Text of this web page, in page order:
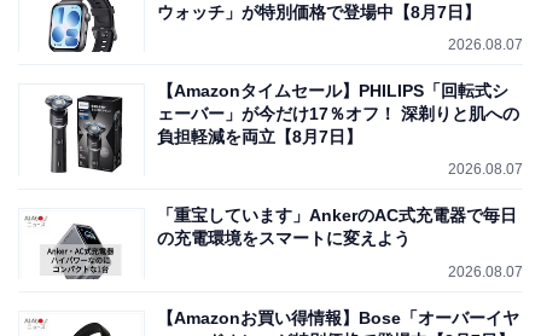
ウォッチ」が特別価格で登場中【8月7日】
2026.08.07
【Amazonタイムセール】PHILIPS「回転式シ
ェーバー」が今だけ17％オフ！ 深剃りと肌への
負担軽減を両立【8月7日】
2026.08.07
「重宝しています」AnkerのAC式充電器で毎日
の充電環境をスマートに変えよう
2026.08.07
【Amazonお買い得情報】Bose「オーバーイヤ